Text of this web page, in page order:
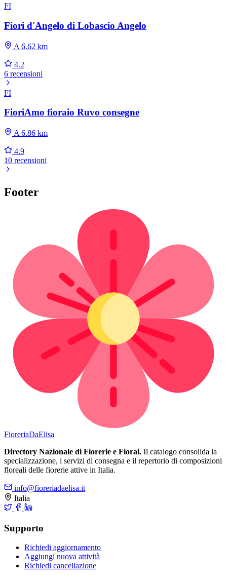
FI
Fiori d'Angelo di Lobascio Angelo
A 6.62 km
4.2
6 recensioni
FI
FioriAmo fioraio Ruvo consegne
A 6.86 km
4.9
10 recensioni
Footer
FioreriaDaElisa
Directory Nazionale di Fiorerie e Fiorai. Il catalogo consolida la
specializzazione, i servizi di consegna e il repertorio di composizioni
floreali delle fiorerie attive in Italia.
info@fioreriadaelisa.it
Italia
Supporto
Richiedi aggiornamento
Aggiungi nuova attività
Richiedi cancellazione